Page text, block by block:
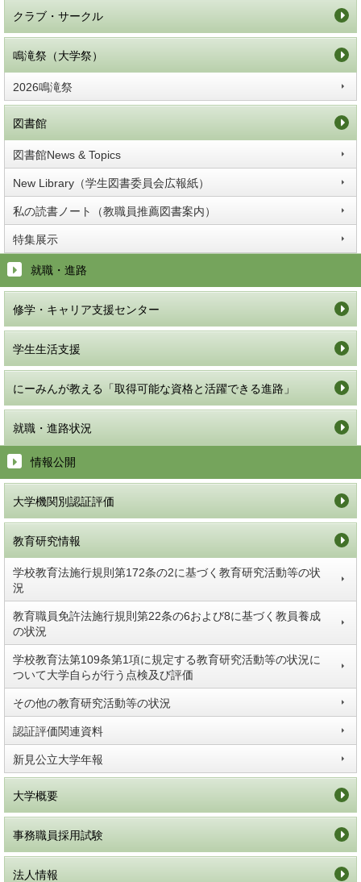
クラブ・サークル
鳴滝祭（大学祭）
2026鳴滝祭
図書館
図書館News & Topics
New Library（学生図書委員会広報紙）
私の読書ノート（教職員推薦図書案内）
特集展示
就職・進路
修学・キャリア支援センター
学生生活支援
にーみんが教える「取得可能な資格と活躍できる進路」
就職・進路状況
情報公開
大学機関別認証評価
教育研究情報
学校教育法施行規則第172条の2に基づく教育研究活動等の状
況
教育職員免許法施行規則第22条の6および8に基づく教員養成
の状況
学校教育法第109条第1項に規定する教育研究活動等の状況に
ついて大学自らが行う点検及び評価
その他の教育研究活動等の状況
認証評価関連資料
新見公立大学年報
大学概要
事務職員採用試験
法人情報